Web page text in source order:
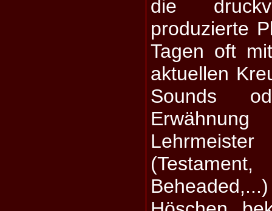
die
produzierte
Tagen oft
aktuellen
Sounds